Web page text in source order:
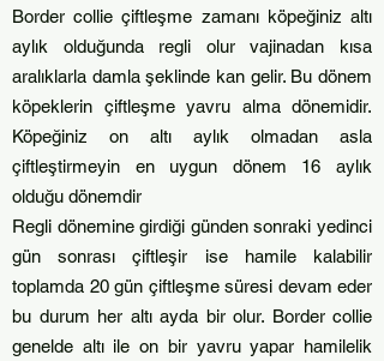
Border collie çiftleşme zamanı köpeğiniz altı
aylık olduğunda regli olur vajinadan kısa
aralıklarla damla şeklinde kan gelir. Bu dönem
köpeklerin çiftleşme yavru alma dönemidir.
Köpeğiniz on altı aylık olmadan asla
çiftleştirmeyin en uygun dönem 16 aylık
olduğu dönemdir
Regli dönemine girdiği günden sonraki yedinci
gün sonrası çiftleşir ise hamile kalabilir
toplamda 20 gün çiftleşme süresi devam eder
bu durum her altı ayda bir olur. Border collie
genelde altı ile on bir yavru yapar hamilelik